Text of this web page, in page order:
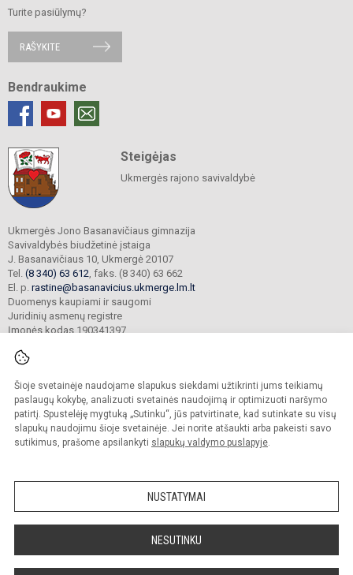
Šioje svetainėje naudojame slapukus siekdami užtikrinti jums teikiamų
paslaugų kokybę, analizuoti svetainės naudojimą ir optimizuoti naršymo
patirtį. Spustelėję mygtuką „Sutinku“, jūs patvirtinate, kad sutinkate su visų
slapukų naudojimu šioje svetainėje. Jei norite atšaukti arba pakeisti savo
sutikimus, prašome apsilankyti slapukų valdymo puslapyje.
NUSTATYMAI
NESUTINKU
Turite pasiūlymų?
RAŠYKITE
Bendraukime
Steigėjas
Ukmergės rajono savivaldybė
Ukmergės Jono Basanavičiaus gimnazija
Savivaldybės biudžetinė įstaiga
J. Basanavičiaus 10, Ukmergė 20107
Tel. (8 340) 63 612 , faks. (8 340) 63 662
El. p. rastine@basanavicius.ukmerge.lm.lt
Duomenys kaupiami ir saugomi
Juridinių asmenų registre
Įmonės kodas 190341397
© 2023. Ukmergės Jono Basanavičiaus gimnazija. Visos teisės saugomos.
Kopijuoti turinį be raštiško gimnazijos sutikimo griežtai draudžiama.
Prieinamumo paraiška Slapukų politika
Sumanus būdas atnaujinti